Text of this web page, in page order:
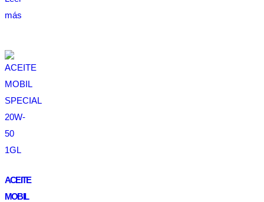
más
ACEITE
MOBIL